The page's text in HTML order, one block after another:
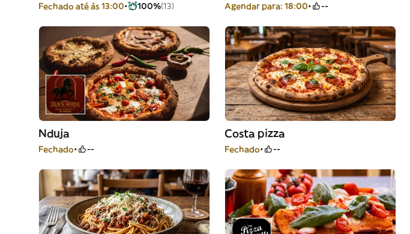
Fechado até às 13:00 100%(13) Agendar para: 18:00 --
Nduja
Fechado --
Costa pizza
Fechado --